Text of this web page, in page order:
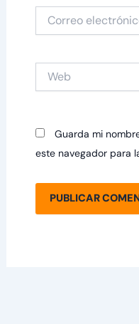
Correo
electrónico*
Guarda mi
este navegador para